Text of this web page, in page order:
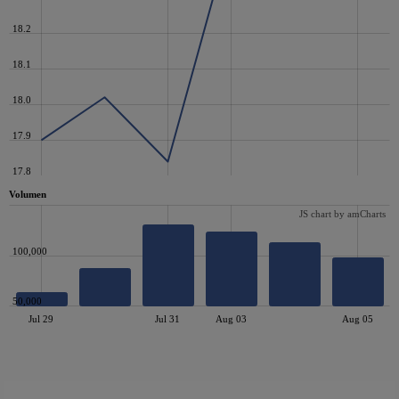
17.8
17.9
18.0
18.1
18.2
Volumen
Jul 29 Jul 31 Aug 03 Aug 05
50,000
100,000
JS chart by amCharts